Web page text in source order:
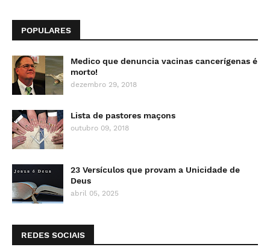
POPULARES
Medico que denuncia vacinas cancerígenas é
morto!
dezembro 29, 2018
Lista de pastores maçons
outubro 09, 2018
23 Versículos que provam a Unicidade de
Deus
abril 05, 2025
REDES SOCIAIS